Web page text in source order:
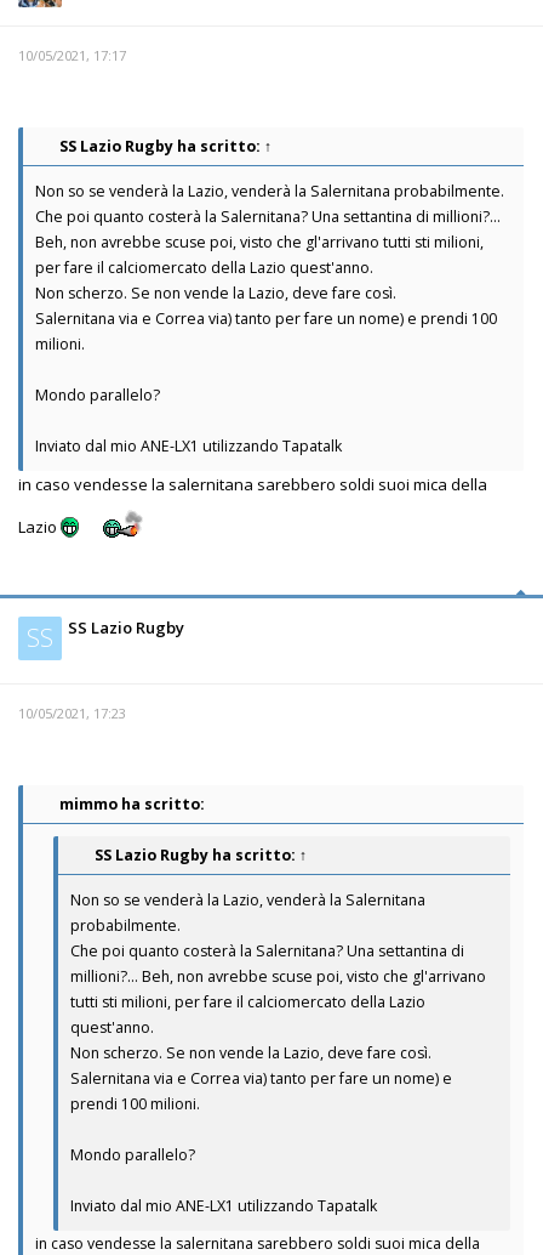
10/05/2021, 17:17
SS Lazio Rugby ha scritto: ↑
Non so se venderà la Lazio, venderà la Salernitana probabilmente.
Che poi quanto costerà la Salernitana? Una settantina di millioni?...
Beh, non avrebbe scuse poi, visto che gl'arrivano tutti sti milioni,
per fare il calciomercato della Lazio quest'anno.
Non scherzo. Se non vende la Lazio, deve fare così.
Salernitana via e Correa via) tanto per fare un nome) e prendi 100
milioni.
Mondo parallelo?
Inviato dal mio ANE-LX1 utilizzando Tapatalk
in caso vendesse la salernitana sarebbero soldi suoi mica della
Lazio
SS SS Lazio Rugby
10/05/2021, 17:23
mimmo ha scritto:
SS Lazio Rugby ha scritto: ↑
Non so se venderà la Lazio, venderà la Salernitana
probabilmente.
Che poi quanto costerà la Salernitana? Una settantina di
millioni?... Beh, non avrebbe scuse poi, visto che gl'arrivano
tutti sti milioni, per fare il calciomercato della Lazio
quest'anno.
Non scherzo. Se non vende la Lazio, deve fare così.
Salernitana via e Correa via) tanto per fare un nome) e
prendi 100 milioni.
Mondo parallelo?
Inviato dal mio ANE-LX1 utilizzando Tapatalk
in caso vendesse la salernitana sarebbero soldi suoi mica della